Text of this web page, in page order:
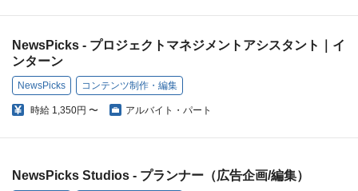
NewsPicks - プロジェクトマネジメントアシスタント｜イ
ンターン
NewsPicks コンテンツ制作・編集
時給 1,350円 〜 アルバイト・パート
NewsPicks Studios - プランナー（広告企画/編集）